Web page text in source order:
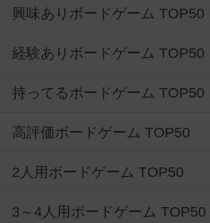
興味ありボードゲーム TOP50
経験ありボードゲーム TOP50
持ってるボードゲーム TOP50
高評価ボードゲーム TOP50
2人用ボードゲーム TOP50
3～4人用ボードゲーム TOP50